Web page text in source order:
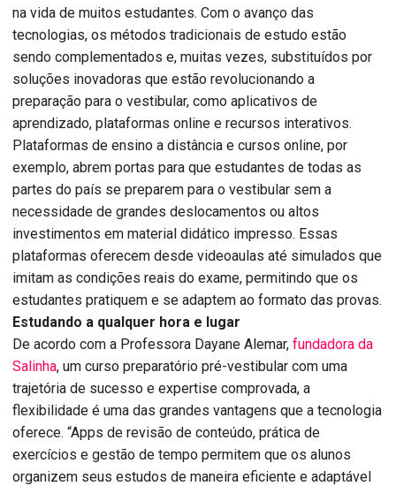
na vida de muitos estudantes. Com o avanço das
tecnologias, os métodos tradicionais de estudo estão
sendo complementados e, muitas vezes, substituídos por
soluções inovadoras que estão revolucionando a
preparação para o vestibular, como aplicativos de
aprendizado, plataformas online e recursos interativos.
Plataformas de ensino a distância e cursos online, por
exemplo, abrem portas para que estudantes de todas as
partes do país se preparem para o vestibular sem a
necessidade de grandes deslocamentos ou altos
investimentos em material didático impresso. Essas
plataformas oferecem desde videoaulas até simulados que
imitam as condições reais do exame, permitindo que os
estudantes pratiquem e se adaptem ao formato das provas.
Estudando a qualquer hora e lugar
De acordo com a Professora Dayane Alemar, fundadora da
Salinha, um curso preparatório pré-vestibular com uma
trajetória de sucesso e expertise comprovada, a
flexibilidade é uma das grandes vantagens que a tecnologia
oferece. “Apps de revisão de conteúdo, prática de
exercícios e gestão de tempo permitem que os alunos
organizem seus estudos de maneira eficiente e adaptável